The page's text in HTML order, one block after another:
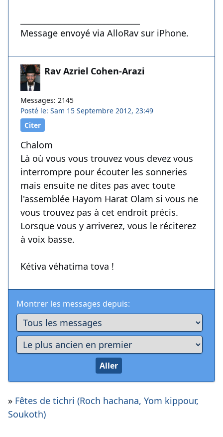
Message envoyé via AlloRav sur iPhone.
Rav Azriel Cohen-Arazi
Messages: 2145
Posté le: Sam 15 Septembre 2012, 23:49
Citer
Chalom
Là où vous vous trouvez vous devez vous
interrompre pour écouter les sonneries
mais ensuite ne dites pas avec toute
l'assemblée Hayom Harat Olam si vous ne
vous trouvez pas à cet endroit précis.
Lorsque vous y arriverez, vous le réciterez
à voix basse.
Kétiva véhatima tova !
Montrer les messages depuis:
» Fêtes de tichri (Roch hachana, Yom kippour,
Soukoth)